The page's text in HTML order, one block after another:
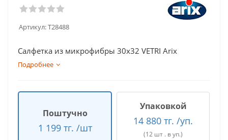
Артикул:T28488
Салфетка из микрофибры 30х32 VETRI Arix
Подробнее
Поштучно
1 199 тг. /шт
Упаковкой
14 880 тг. /уп.
(12 шт . в уп.)